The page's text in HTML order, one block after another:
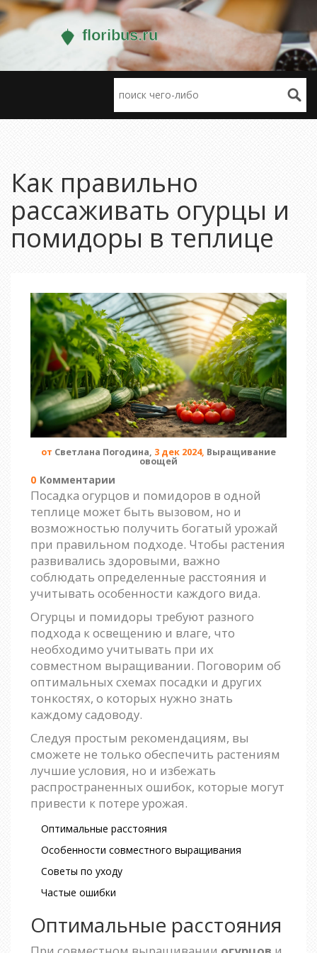
Как правильно
рассаживать огурцы и
помидоры в теплице
от Светлана Погодина, 3 дек 2024, Выращивание
овощей
0 Комментарии
Посадка огурцов и помидоров в одной
теплице может быть вызовом, но и
возможностью получить богатый урожай
при правильном подходе. Чтобы растения
развивались здоровыми, важно
соблюдать определенные расстояния и
учитывать особенности каждого вида.
Огурцы и помидоры требуют разного
подхода к освещению и влаге, что
необходимо учитывать при их
совместном выращивании. Поговорим об
оптимальных схемах посадки и других
тонкостях, о которых нужно знать
каждому садоводу.
Следуя простым рекомендациям, вы
сможете не только обеспечить растениям
лучшие условия, но и избежать
распространенных ошибок, которые могут
привести к потере урожая.
Оптимальные расстояния
Особенности совместного выращивания
Советы по уходу
Частые ошибки
Оптимальные расстояния